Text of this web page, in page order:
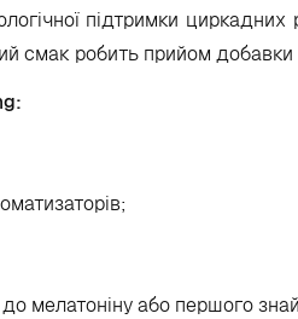
підтримки
смак робить прийом
мелатоніну або першого